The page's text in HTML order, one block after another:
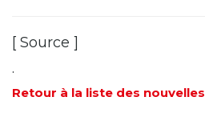
[ Source ]
.
Retour à la liste des nouvelles